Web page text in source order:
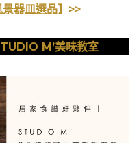
器皿選品】>>
M’美味教室